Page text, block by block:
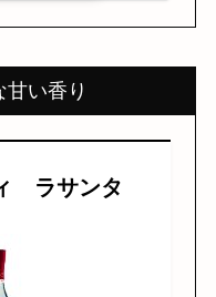
い香り
ラサンタ